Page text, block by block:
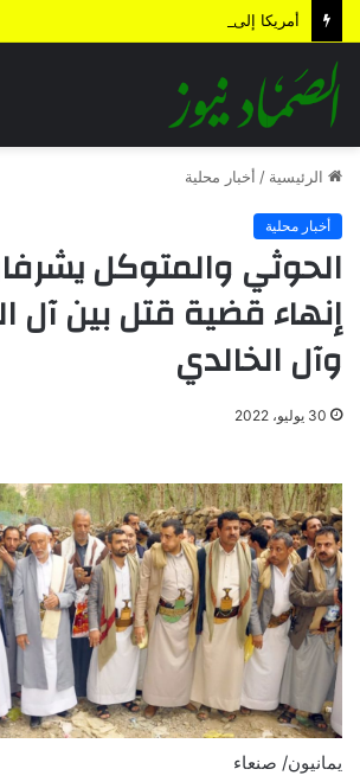
أمريكا إلى السقوط دُر.. رهان السعودي الخاسر
الرئيسية / أخبار محلية
أخبار محلية
الحوثي والمتوكل
إنهاء قضية قتل بين آل
وآل الخالدي
30 يوليو، 2022
يمانيون/ صنعاء